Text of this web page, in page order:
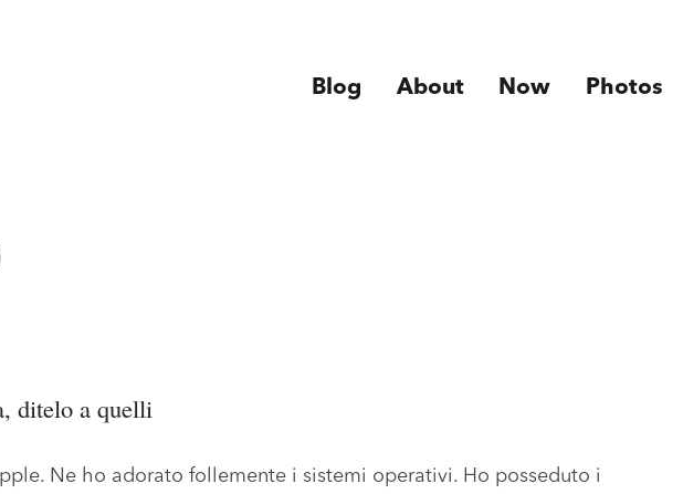
Blog About Now Photos
ditelo a quelli
Ne ho adorato follemente i sistemi operativi. Ho posseduto i